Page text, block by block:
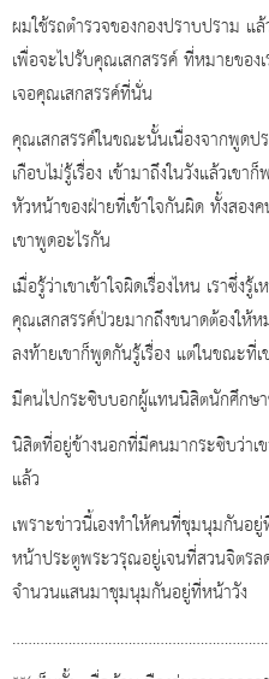
ผมใช้รถตำรวจของกองปราบปราม
เพื่อจะไปรับคุณเสกสรรค์ ที่หมายของ
เจอคุณเสกสรรค์ที่นั่น
คุณเสกสรรค์ในขณะนั้นเนื่องจากพูด
เกือบไม่รู้เรื่อง เข้ามาถึงในวังแล้วเ
หัวหน้าของฝ่ายที่เข้าใจกันผิด ทั้งสอง
เขาพูดอะไรกัน
เมื่อรู้ว่าเขาเข้าใจผิดเรื่องไหน เราซึ่ง
คุณเสกสรรค์ป่วยมากถึงขนาดต้องให้
ลงท้ายเขาก็พูดกันรู้เรื่อง แต่ในขณะที่เ
มีคนไปกระซิบบอกผู้แทนนิสิตนักศึกษ
นิสิตที่อยู่ข้างนอกที่มีคนมากระซิบว่า
แล้ว
เพราะข่าวนี้เองทำให้คนที่ชุมนุมกันอ
หน้าประตูพระวรุณอยู่เจนที่สวนจิตรล
จำนวนแสนมาชุมนุมกันอยู่ที่หน้าวัง